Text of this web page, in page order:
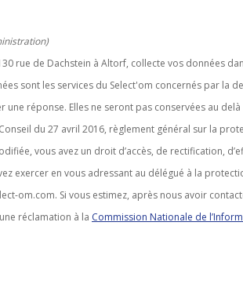
rue de Dachstein à Altorf, collecte vos données
sont les services du Select'om concernés par la
réponse. Elles ne seront pas conservées au
du 27 avril 2016, règlement général sur la
vous avez un droit d’accès, de rectification,
exercer en vous adressant au délégué à la
om.com. Si vous estimez, après nous avoir
réclamation à la Commission Nationale de